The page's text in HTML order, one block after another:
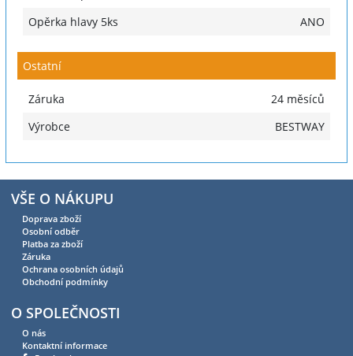
Opěrka hlavy 5ks
ANO
Ostatní
Záruka
24 měsíců
Výrobce
BESTWAY
VŠE O NÁKUPU
Doprava zboží
Osobní odběr
Platba za zboží
Záruka
Ochrana osobních údajů
Obchodní podmínky
O SPOLEČNOSTI
O nás
Kontaktní informace